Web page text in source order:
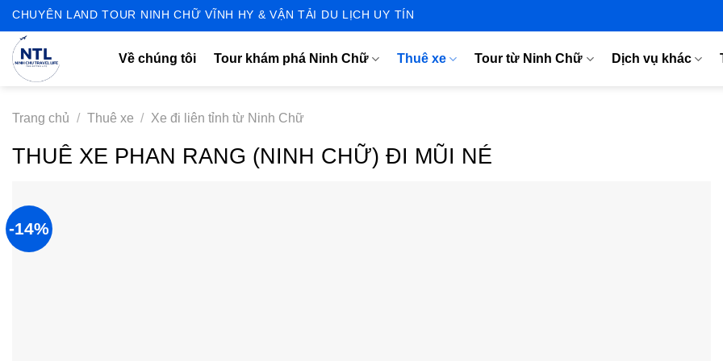
Skip
to
content
CHUYÊN LAND TOUR NINH CHỮ VĨNH HY & VẬN TẢI DU LỊCH UY TÍN
Về chúng tôi Tour khám phá Ninh Chữ Thuê xe Tour từ Ninh Chữ Dịch vụ khác
Trang chủ / Thuê xe / Xe đi liên tỉnh từ Ninh Chữ
THUÊ XE PHAN RANG (NINH CHỮ) ĐI MŨI NÉ
-14%